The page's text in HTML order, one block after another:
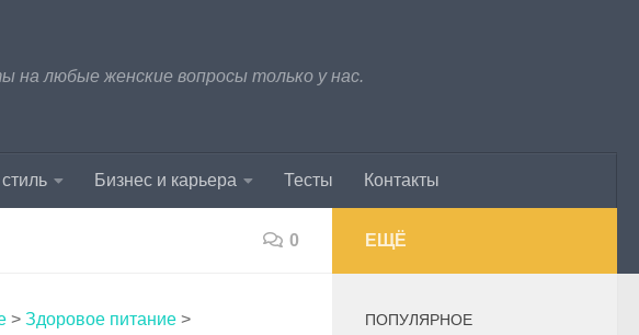
на любые женские вопросы только у нас.
Бизнес и карьера Тесты Контакты
0
> Здоровое питание >
ЕЩЁ
ПОПУЛЯРНОЕ